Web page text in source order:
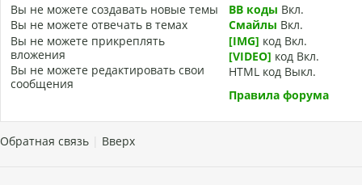
Вы не можете создавать новые темы
Вы не можете отвечать в темах
Вы не можете прикреплять
вложения
Вы не можете редактировать свои
сообщения
BB коды Вкл.
Смайлы Вкл.
[IMG] код Вкл.
[VIDEO] код Вкл.
HTML код Выкл.
Правила форума
Обратная связь Вверх